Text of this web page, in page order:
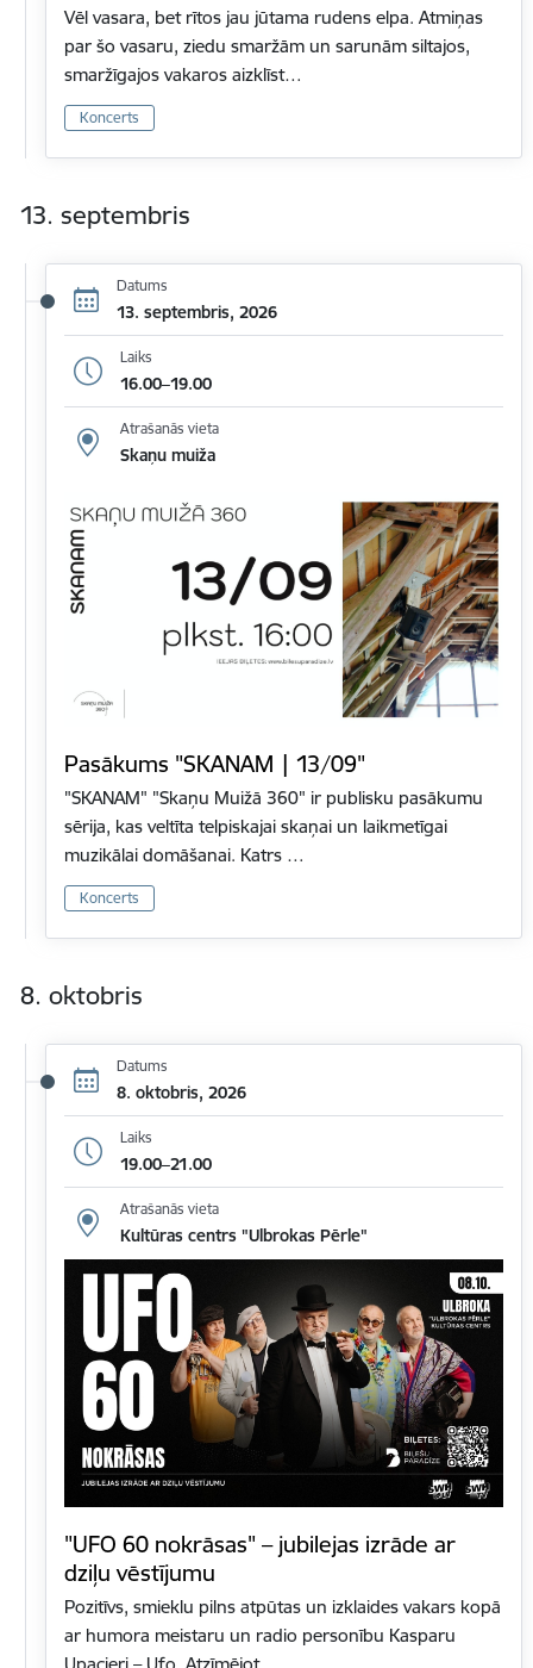
Vēl vasara, bet rītos jau jūtama rudens elpa. Atmiņas
par šo vasaru, ziedu smaržām un sarunām siltajos,
smaržīgajos vakaros aizklīst…
Koncerts
13. septembris
Datums
13. septembris, 2026
Laiks
16.00–19.00
Atrašanās vieta
Skaņu muiža
Pasākums "SKANAM | 13/09"
"SKANAM" "Skaņu Muižā 360" ir publisku pasākumu
sērija, kas veltīta telpiskajai skaņai un laikmetīgai
muzikālai domāšanai. Katrs …
Koncerts
8. oktobris
Datums
8. oktobris, 2026
Laiks
19.00–21.00
Atrašanās vieta
Kultūras centrs "Ulbrokas Pērle"
"UFO 60 nokrāsas" – jubilejas izrāde ar
dziļu vēstījumu
Pozitīvs, smieklu pilns atpūtas un izklaides vakars kopā
ar humora meistaru un radio personību Kasparu